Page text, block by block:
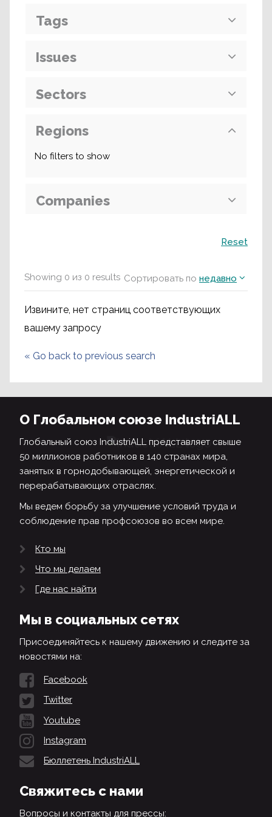
Showing 0 из 0 results Сортировать по недавно
Извините, нет страниц соответствующих
вашему запросу
« Go back to previous search
Tags
Issues
Sectors
Regions
No filters to show
Companies
Reset
О Глобальном союзе IndustriALL
Глобальный союз IndustriALL представляет свыше
50 миллионов работников в 140 странах мира,
занятых в горнодобывающей, энергетической и
перерабатывающих отраслях.
Мы ведем борьбу за улучшение условий труда и
соблюдение прав профсоюзов во всем мире.
Кто мы
Что мы делаем
Где нас найти
Мы в социальных сетях
Присоединяйтесь к нашему движению и следите за
новостями на:
Facebook
Twitter
Youtube
Instagram
Бюллетень IndustriALL
Свяжитесь с нами
Вопросы и контакты для прессы: